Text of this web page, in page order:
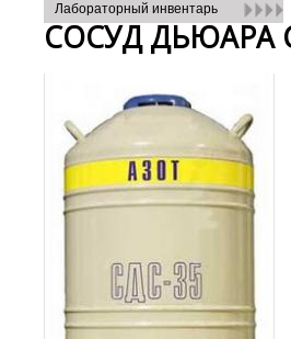
Лабораторный инвентарь
СОСУД ДЬЮАРА